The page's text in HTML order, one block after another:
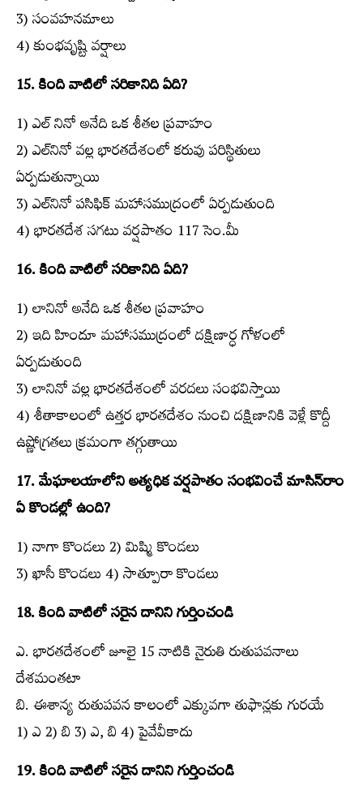
3) సంవహనమాలు
4) కుంభవృష్టి వర్షాలు
15. కింది వాటిలో సరికానిది ఏది?
1) ఎల్‌ నినో అనేది ఒక శీతల ప్రవాహం
2) ఎల్‌నినో వల్ల భారతదేశంలో కరువు పరిస్థితులు
ఏర్పడుతున్నాయి
3) ఎల్‌నినో పసిఫిక్‌ మహాసముద్రంలో ఏర్పడుతుంది
4) భారతదేశ సగటు వర్షపాతం 117 సెం.మీ
16. కింది వాటిలో సరికానిది ఏది?
1) లానినో అనేది ఒక శీతల ప్రవాహం
2) ఇది హిందూ మహాసముద్రంలో దక్షిణార్ధ గోళంలో
ఏర్పడుతుంది
3) లానినో వల్ల భారతదేశంలో వరదలు సంభవిస్తాయి
4) శీతాకాలంలో ఉత్తర భారతదేశం నుంచి దక్షిణానికి వెళ్లే కొద్దీ
ఉష్ణోగ్రతలు క్రమంగా తగ్గుతాయి
17. మేఘాలయాలోని అత్యధిక వర్షపాతం సంభవించే మాసిన్‌రాం
ఏ కొండల్లో ఉంది?
1) నాగా కొండలు 2) మిష్మి కొండలు
3) ఖాసీ కొండలు 4) సాత్పూరా కొండలు
18. కింది వాటిలో సరైన దానిని గుర్తించండి
ఎ. భారతదేశంలో జూలై 15 నాటికి నైరుతి రుతుపవనాలు
దేశమంతటా
బి. ఈశాన్య రుతుపవన కాలంలో ఎక్కువగా తుఫాన్లకు గురయే
1) ఎ 2) బి 3) ఎ, బి 4) పైవేవీకాదు
19. కింది వాటిలో సరైన దానిని గుర్తించండి